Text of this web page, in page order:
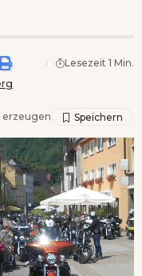
erzeugen
Lesezeit 1 Min.